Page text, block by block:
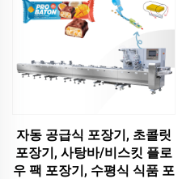
자동 공급식 포장기, 초콜릿
포장기, 사탕바/비스킷 플로
우 팩 포장기, 수평식 식품 포